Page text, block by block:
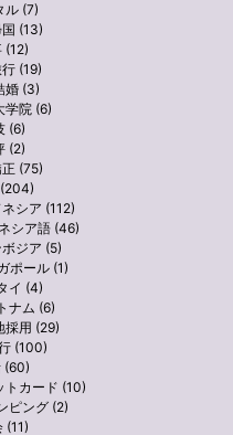
ル (7)
(13)
(12)
(19)
婚 (3)
学院 (6)
(6)
(2)
(75)
シア (112)
シア語 (46)
ジア (5)
ポール (1)
イ (4)
ナム (6)
採用 (29)
(100)
(60)
トカード (10)
ピング (2)
(11)